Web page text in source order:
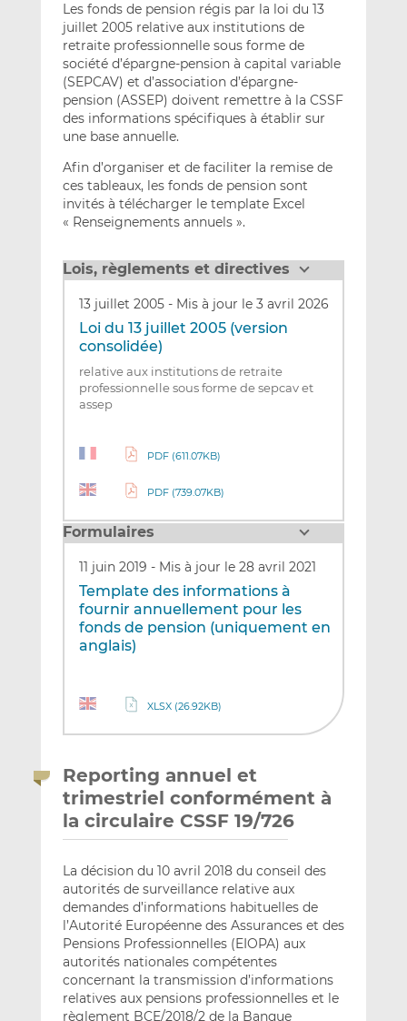
Les fonds de pension régis par la loi du 13
juillet 2005 relative aux institutions de
retraite professionnelle sous forme de
société d’épargne-pension à capital variable
(SEPCAV) et d’association d’épargne-
pension (ASSEP) doivent remettre à la CSSF
des informations spécifiques à établir sur
une base annuelle.
Afin d’organiser et de faciliter la remise de
ces tableaux, les fonds de pension sont
invités à télécharger le template Excel
« Renseignements annuels ».
Lois, règlements et directives
13 juillet 2005 - Mis à jour le 3 avril 2026
Loi du 13 juillet 2005 (version
consolidée)
relative aux institutions de retraite
professionnelle sous forme de sepcav et
assep
PDF (611.07KB)
PDF (739.07KB)
Formulaires
11 juin 2019 - Mis à jour le 28 avril 2021
Template des informations à
fournir annuellement pour les
fonds de pension (uniquement en
anglais)
XLSX (26.92KB)
Reporting annuel et
trimestriel conformément à
la circulaire CSSF 19/726
La décision du 10 avril 2018 du conseil des
autorités de surveillance relative aux
demandes d’informations habituelles de
l’Autorité Européenne des Assurances et des
Pensions Professionnelles (EIOPA) aux
autorités nationales compétentes
concernant la transmission d’informations
relatives aux pensions professionnelles et le
règlement BCE/2018/2 de la Banque